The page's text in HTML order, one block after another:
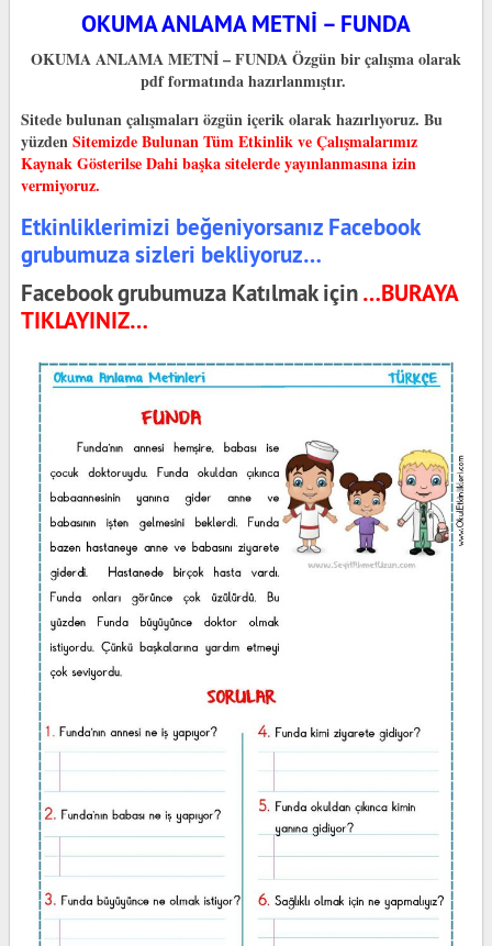
OKUMA ANLAMA METNİ – FUNDA
OKUMA ANLAMA METNİ – FUNDA Özgün bir çalışma olarak
pdf formatında hazırlanmıştır.
Sitede bulunan çalışmaları özgün içerik olarak hazırlıyoruz. Bu
yüzdenSitemizde Bulunan Tüm Etkinlik ve Çalışmalarımız
Kaynak Gösterilse Dahi başka sitelerde yayınlanmasına izin
vermiyoruz.
Etkinliklerimizi beğeniyorsanız Facebook
grubumuza sizleri bekliyoruz…
Facebook grubumuza Katılmak için…BURAYA
TIKLAYINIZ…